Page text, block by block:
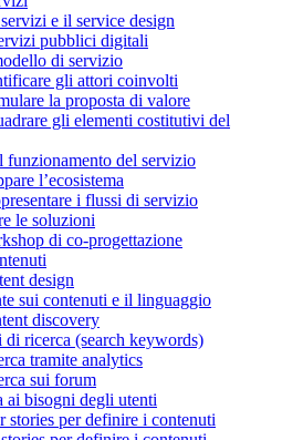
e il service design
pubblici digitali
di servizio
gli attori coinvolti
la proposta di valore
gli elementi costitutivi del
funzionamento del servizio
l’ecosistema
i flussi di servizio
le soluzioni
di co-progettazione
design
sui contenuti e il linguaggio
discovery
di ricerca (search keywords)
tramite analytics
sui forum
ai bisogni degli utenti
stories per definire i contenuti